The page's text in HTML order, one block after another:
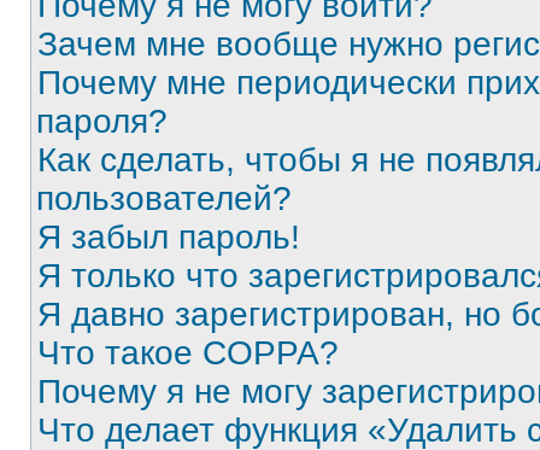
Зачем мне вообще нужно
Почему мне периодически
пароля?
Как сделать, чтобы я не
пользователей?
Я забыл пароль!
Я только что
Я давно зарегистрирован, но
Что такое COPPA?
Почему я не могу
Что делает функция «Удалить